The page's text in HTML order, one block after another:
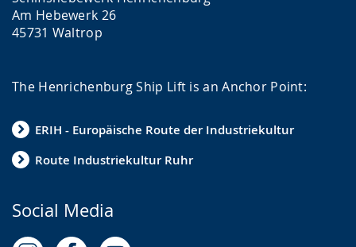
Am Hebewerk 26
45731 Waltrop
The Henrichenburg Ship Lift is an Anchor Point:
ERIH - Europäische Route der Industriekultur
Route Industriekultur Ruhr
Social Media